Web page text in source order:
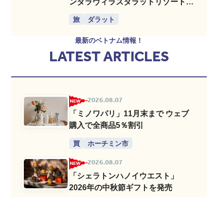
Resort & Spa」
旅 ダラット
最新のベトナム情報！
LATEST ARTICLES
2026.08.07
「ミノワパリ」11月末まで ウェブ
購入で全商品5％割引
買 ホーチミン市
2026.08.07
「シェラトンハノイウエスト」
2026年の中秋節ギフトを発売